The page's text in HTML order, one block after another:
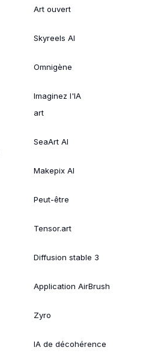
Art ouvert
Skyreels AI
Omnigène
Imaginez l'IA
art
SeaArt AI
Makepix AI
Peut-être
Tensor.art
Diffusion stable 3
Application AirBrush
Zyro
IA de décohérence